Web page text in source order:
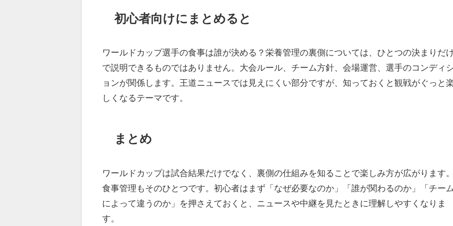
初心者向けにまとめると
ワールドカップ選手の食事は誰が決める？栄養管理の裏側については、ひとつの決まりだ
で説明できるものではありません。大会ルール、チーム方針、会場運営、選手のコンディ
ョンが関係します。王道ニュースでは見えにくい部分ですが、知っておくと観戦がぐっと
しくなるテーマです。
まとめ
ワールドカップは試合結果だけでなく、裏側の仕組みを知ることで楽しみ方が広がります。
食事管理もそのひとつです。初心者はまず「なぜ必要なのか」「誰が関わるのか」「チーム
によって違うのか」を押さえておくと、ニュースや中継を見たときに理解しやすくなりま
す。